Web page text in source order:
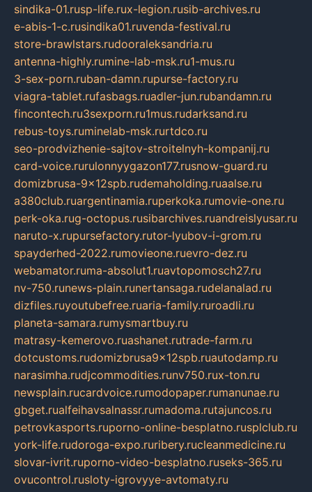
sindika-01.rusp-life.rux-legion.rusib-archives.ru
e-abis-1-c.rusindika01.ruvenda-festival.ru
store-brawlstars.rudooraleksandria.ru
antenna-highly.rumine-lab-msk.ru1-mus.ru
3-sex-porn.ruban-damn.rupurse-factory.ru
viagra-tablet.rufasbags.ruadler-jun.rubandamn.ru
fincontech.ru3sexporn.ru1mus.rudarksand.ru
rebus-toys.ruminelab-msk.rurtdco.ru
seo-prodvizhenie-sajtov-stroitelnyh-kompanij.ru
card-voice.rurulonnyygazon177.rusnow-guard.ru
domizbrusa-9x12spb.rudemaholding.ruaalse.ru
a380club.ruargentinamia.ruperkoka.rumovie-one.ru
perk-oka.rug-octopus.rusibarchives.ruandreislyusar.ru
naruto-x.rupursefactory.rutor-lyubov-i-grom.ru
spayderhed-2022.rumovieone.ruevro-dez.ru
webamator.ruma-absolut1.ruavtopomosch27.ru
nv-750.runews-plain.runertansaga.rudelanalad.ru
dizfiles.ruyoutubefree.ruaria-family.ruroadli.ru
planeta-samara.rumysmartbuy.ru
matrasy-kemerovo.ruashanet.rutrade-farm.ru
dotcustoms.rudomizbrusa9x12spb.ruautodamp.ru
narasimha.rudjcommodities.runv750.rux-ton.ru
newsplain.rucardvoice.rumodopaper.rumanunae.ru
gbget.rualfeihavsalnassr.rumadoma.rutajuncos.ru
petrovkasports.ruporno-online-besplatno.rusplclub.ru
york-life.rudoroga-expo.ruribery.rucleanmedicine.ru
slovar-ivrit.ruporno-video-besplatno.ruseks-365.ru
ovucontrol.rusloty-igrovyye-avtomaty.ru